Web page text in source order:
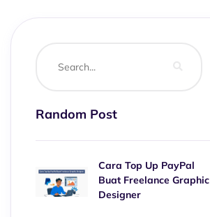
Random Post
Cara Top Up PayPal
Buat Freelance Graphic
Designer